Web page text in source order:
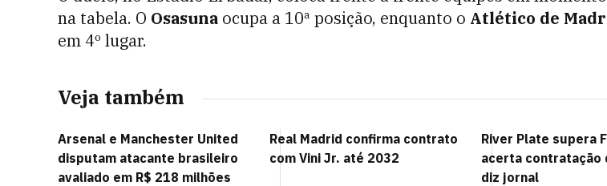
na tabela. O Osasuna ocupa a 10ª posição, enquanto o Atlético de
em 4º lugar.
Veja também
Arsenal e Manchester United
disputam atacante brasileiro
avaliado em R$ 218 milhões
Real Madrid confirma contrato
com Vini Jr. até 2032
River Plate supera
acerta contratação
diz jornal